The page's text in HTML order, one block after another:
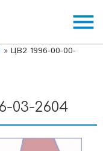
menu
» ЦВ2 1996-00-00-
03-2604